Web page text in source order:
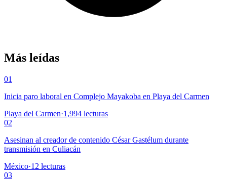
Más leídas
01
Inicia paro laboral en Complejo Mayakoba en Playa del Carmen
Playa del Carmen·1,994 lecturas
02
Asesinan al creador de contenido César Gastélum durante
transmisión en Culiacán
México·12 lecturas
03